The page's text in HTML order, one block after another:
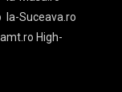
la-Suceava.ro
High-